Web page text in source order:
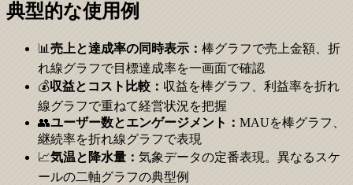
典型的な使用例
📊 売上と達成率の同時表示： 棒グラフで売上金額、折
れ線グラフで目標達成率を一画面で確認
💰収益とコスト比較： 収益を棒グラフ、利益率を折れ
線グラフで重ねて経営状況を把握
👥ユーザー数とエンゲージメント： MAUを棒グラフ、
継続率を折れ線グラフで表現
📈気温と降水量： 気象データの定番表現。異なるスケ
ールの二軸グラフの典型例